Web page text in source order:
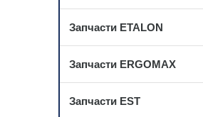
Запчасти ETALON
Запчасти ERGOMAX
Запчасти EST